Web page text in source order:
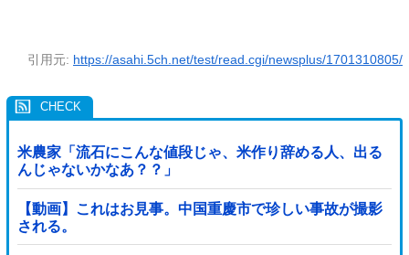
引用元: https://asahi.5ch.net/test/read.cgi/newsplus/1701310805/
米農家「流石にこんな値段じゃ、米作り辞める人、出る
んじゃないかなあ？？」
【動画】これはお見事。中国重慶市で珍しい事故が撮影
される。